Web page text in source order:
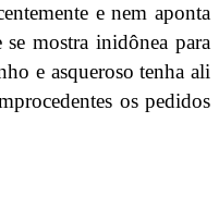
e nem aponta
mostra inidônea para
e asqueroso tenha ali
os pedidos